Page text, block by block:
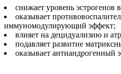
снижает уровень эстрогенов
оказывает
иммуномодулирующий эффект;
влияет на децидуализию и
подавляет развитие
оказывает антиандрогенный